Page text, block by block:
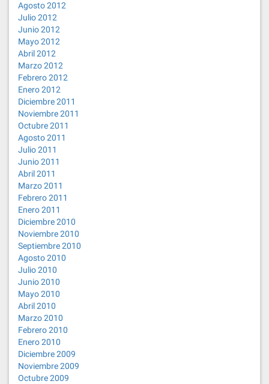
Agosto 2012
Julio 2012
Junio 2012
Mayo 2012
Abril 2012
Marzo 2012
Febrero 2012
Enero 2012
Diciembre 2011
Noviembre 2011
Octubre 2011
Agosto 2011
Julio 2011
Junio 2011
Abril 2011
Marzo 2011
Febrero 2011
Enero 2011
Diciembre 2010
Noviembre 2010
Septiembre 2010
Agosto 2010
Julio 2010
Junio 2010
Mayo 2010
Abril 2010
Marzo 2010
Febrero 2010
Enero 2010
Diciembre 2009
Noviembre 2009
Octubre 2009